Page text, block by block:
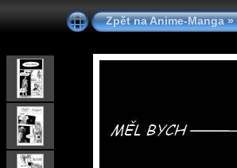
Zpět na Anime-Manga»